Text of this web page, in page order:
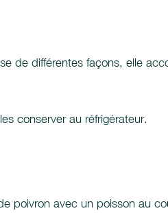
de différentes façons, elle
conserver au réfrigérateur.
poivron avec un poisson au